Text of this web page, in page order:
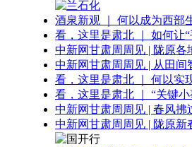
酒泉新观 ｜ 何以成为西部
看，这里是肃北 ｜ 如何让
中新网甘肃周周见 | 陇原
中新网甘肃周周见 | 从田
看，这里是肃北 ｜ 何以实
看，这里是肃北 ｜ “关键
中新网甘肃周周见 | 春风拂
中新网甘肃周周见 | 陇原